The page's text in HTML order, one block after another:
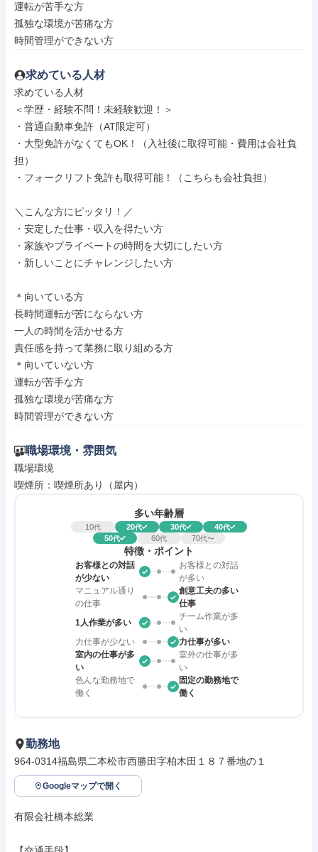
運転が苦手な方
孤独な環境が苦痛な方
時間管理ができない方
求めている人材
求めている人材
＜学歴・経験不問！未経験歓迎！＞
・普通自動車免許（AT限定可）
・大型免許がなくてもOK！（入社後に取得可能・費用は会社負
担）
・フォークリフト免許も取得可能！（こちらも会社負担）
＼こんな方にピッタリ！／
・安定した仕事・収入を得たい方
・家族やプライベートの時間を大切にしたい方
・新しいことにチャレンジしたい方
＊向いている方
長時間運転が苦にならない方
一人の時間を活かせる方
責任感を持って業務に取り組める方
＊向いていない方
運転が苦手な方
孤独な環境が苦痛な方
時間管理ができない方
職場環境・雰囲気
職場環境
喫煙所：喫煙所あり（屋内）
多い年齢層
10代 20代 30代 40代
50代 60代 70代〜
特徴・ポイント
お客様との対話
が少ない
お客様との対話
が多い
マニュアル通り
の仕事
創意工夫の多い
仕事
1人作業が多い
チーム作業が多
い
力仕事が少ない
力仕事が多い
室内の仕事が多
い
室外の仕事が多
い
色んな勤務地で
働く
固定の勤務地で
働く
勤務地
964-0314福島県二本松市西勝田字柏木田１８７番地の１
Googleマップで開く
有限会社橋本総業